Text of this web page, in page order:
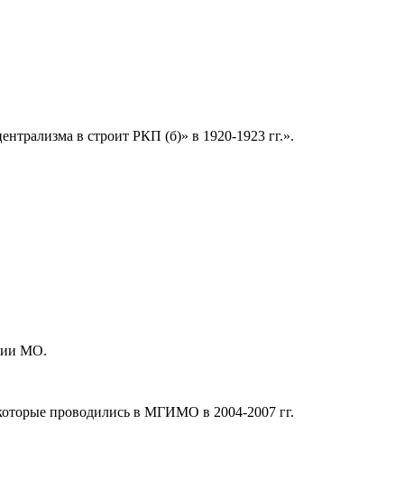
в строит РКП (б)» в 1920-1923 гг.».
МО.
проводились в МГИМО в 2004-2007 гг.